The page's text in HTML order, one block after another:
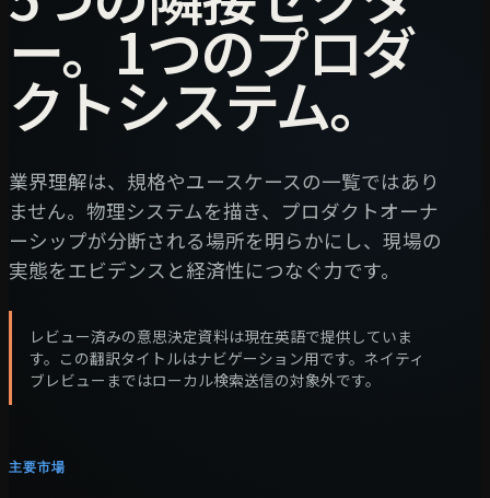
ー。1つのプロダ
クトシステム。
業界理解は、規格やユースケースの一覧ではあり
ません。物理システムを描き、プロダクトオーナ
ーシップが分断される場所を明らかにし、現場の
実態をエビデンスと経済性につなぐ力です。
レビュー済みの意思決定資料は現在英語で提供していま
す。この翻訳タイトルはナビゲーション用です。ネイティ
ブレビューまではローカル検索送信の対象外です。
主要市場